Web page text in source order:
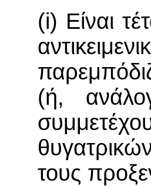
(i) Είναι
(ή,
τους